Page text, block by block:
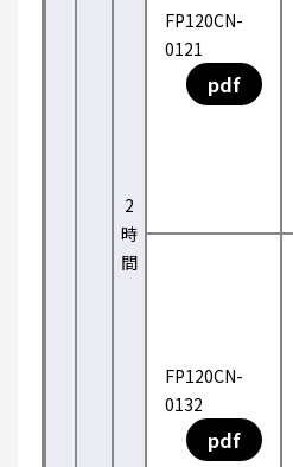
2
時
間
FP120CN-
0121
pdf
FP120CN-
0132
pdf